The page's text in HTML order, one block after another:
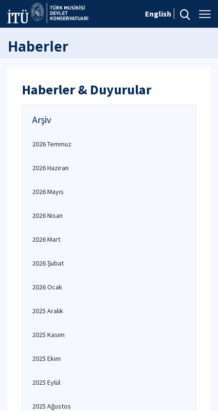
English
Haberler
Haberler & Duyurular
Arşiv
2026 Temmuz
2026 Haziran
2026 Mayıs
2026 Nisan
2026 Mart
2026 Şubat
2026 Ocak
2025 Aralık
2025 Kasım
2025 Ekim
2025 Eylül
2025 Ağustos